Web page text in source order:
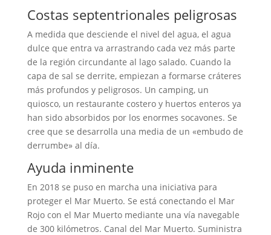
Costas septentrionales peligrosas
A medida que desciende el nivel del agua, el agua
dulce que entra va arrastrando cada vez más parte
de la región circundante al lago salado. Cuando la
capa de sal se derrite, empiezan a formarse cráteres
más profundos y peligrosos. Un camping, un
quiosco, un restaurante costero y huertos enteros ya
han sido absorbidos por los enormes socavones. Se
cree que se desarrolla una media de un «embudo de
derrumbe» al día.
Ayuda inminente
En 2018 se puso en marcha una iniciativa para
proteger el Mar Muerto. Se está conectando el Mar
Rojo con el Mar Muerto mediante una vía navegable
de 300 kilómetros. Canal del Mar Muerto. Suministra